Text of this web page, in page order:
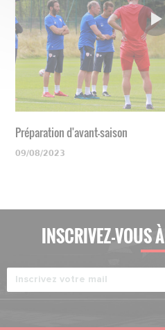
Préparation d'avant-saison
09/08/2023
INSCRIVEZ-VOUS À